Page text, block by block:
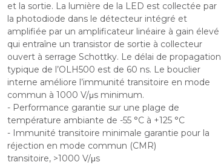
et la sortie. La lumière de la LED est collectée par
la photodiode dans le détecteur intégré et
amplifiée par un amplificateur linéaire à gain élevé
qui entraîne un transistor de sortie à collecteur
ouvert à serrage Schottky. Le délai de propagation
typique de l’OLH500 est de 60 ns. Le bouclier
interne améliore l’immunité transitoire en mode
commun à 1000 V/μs minimum.
- Performance garantie sur une plage de
température ambiante de -55 °C à +125 °C
- Immunité transitoire minimale garantie pour la
réjection en mode commun (CMR)
transitoire, >1000 V/μs